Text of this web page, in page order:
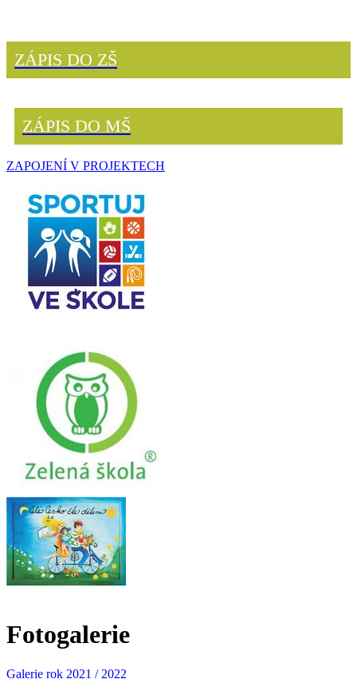
ZÁPIS DO ZŠ
ZÁPIS DO MŠ
ZAPOJENÍ V PROJEKTECH
Fotogalerie
Galerie rok 2021 / 2022